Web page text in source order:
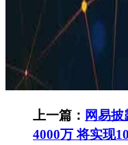
上一篇： 网易
4000万 将实现